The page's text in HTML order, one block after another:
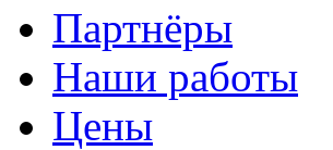
Партнёры
Наши работы
Цены